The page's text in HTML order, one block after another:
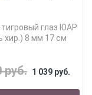
глаз ЮАР
хир.) 8 мм 17 см
руб. 1 039 руб.